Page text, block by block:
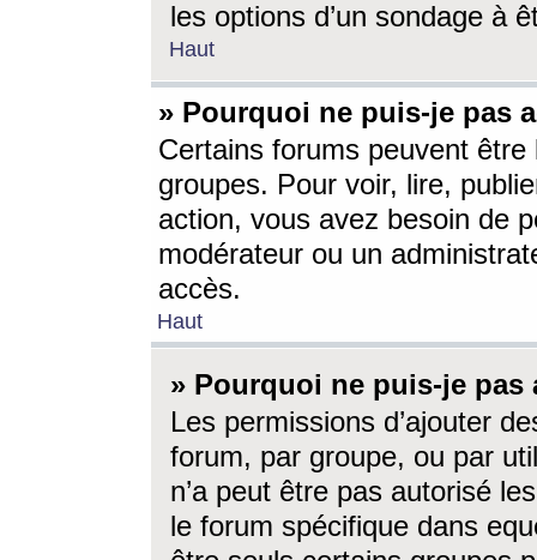
les options d’un sondage à
Haut
» Pourquoi ne puis-je pas
Certains forums peuvent être
groupes. Pour voir, lire,
action, vous avez besoin de
modérateur ou un
accès.
Haut
» Pourquoi ne puis-je
Les permissions d’ajouter
forum, par groupe, ou par
n’a peut être pas autorisé
le forum spécifique dans